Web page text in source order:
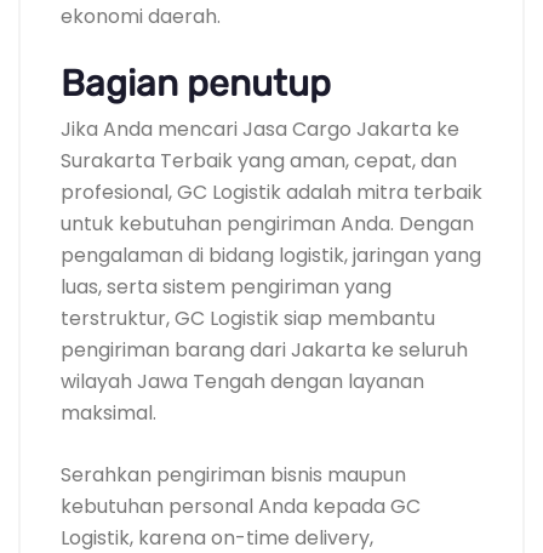
ekonomi daerah.
Bagian penutup
Jika Anda mencari Jasa Cargo Jakarta ke
Surakarta Terbaik yang aman, cepat, dan
profesional, GC Logistik adalah mitra terbaik
untuk kebutuhan pengiriman Anda. Dengan
pengalaman di bidang logistik, jaringan yang
luas, serta sistem pengiriman yang
terstruktur, GC Logistik siap membantu
pengiriman barang dari Jakarta ke seluruh
wilayah Jawa Tengah dengan layanan
maksimal.
Serahkan pengiriman bisnis maupun
kebutuhan personal Anda kepada GC
Logistik, karena on-time delivery,